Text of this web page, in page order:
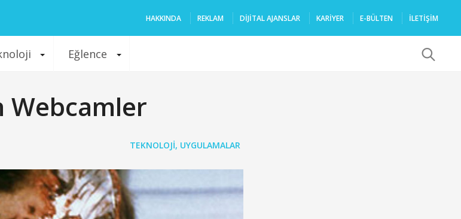
HAKKINDA REKLAM DIJITAL AJANSLAR KARIYER E-BÜLTEN İLETİŞİM
Eğlence
Webcamler
TEKNOLOJI, UYGULAMALAR